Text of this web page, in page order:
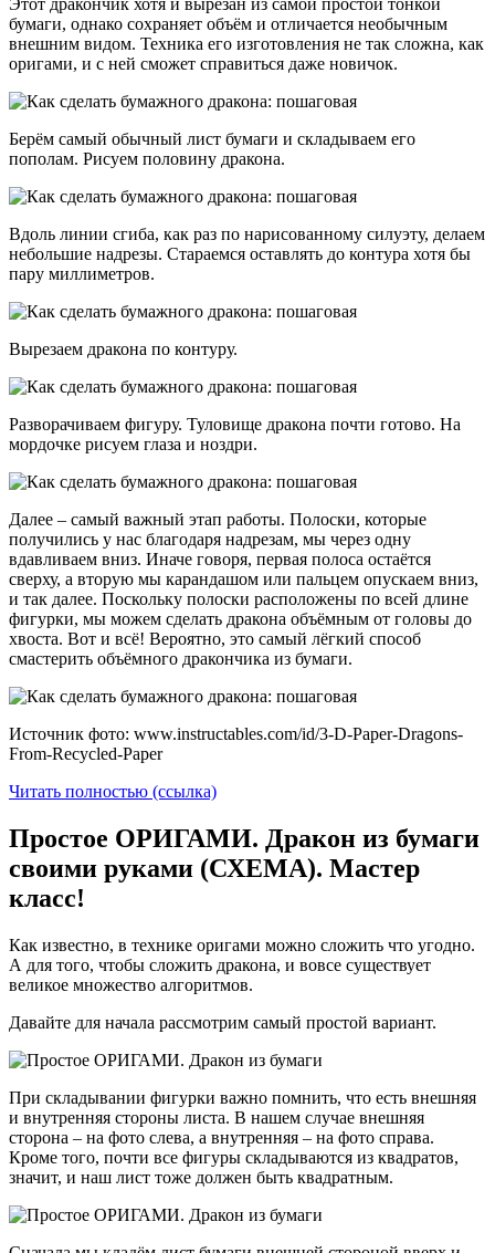
Этот дракончик хотя и вырезан из самой простой тонкой
бумаги, однако сохраняет объём и отличается необычным
внешним видом. Техника его изготовления не так сложна, как
оригами, и с ней сможет справиться даже новичок.
Берём самый обычный лист бумаги и складываем его
пополам. Рисуем половину дракона.
Вдоль линии сгиба, как раз по нарисованному силуэту, делаем
небольшие надрезы. Стараемся оставлять до контура хотя бы
пару миллиметров.
Вырезаем дракона по контуру.
Разворачиваем фигуру. Туловище дракона почти готово. На
мордочке рисуем глаза и ноздри.
Далее – самый важный этап работы. Полоски, которые
получились у нас благодаря надрезам, мы через одну
вдавливаем вниз. Иначе говоря, первая полоса остаётся
сверху, а вторую мы карандашом или пальцем опускаем вниз,
и так далее. Поскольку полоски расположены по всей длине
фигурки, мы можем сделать дракона объёмным от головы до
хвоста. Вот и всё! Вероятно, это самый лёгкий способ
смастерить объёмного дракончика из бумаги.
Источник фото: www.instructables.com/id/3-D-Paper-Dragons-
From-Recycled-Paper
Читать полностью (ссылка)
Простое ОРИГАМИ. Дракон из бумаги
своими руками (СХЕМА). Мастер
класс!
Как известно, в технике оригами можно сложить что угодно.
А для того, чтобы сложить дракона, и вовсе существует
великое множество алгоритмов.
Давайте для начала рассмотрим самый простой вариант.
При складывании фигурки важно помнить, что есть внешняя
и внутренняя стороны листа. В нашем случае внешняя
сторона – на фото слева, а внутренняя – на фото справа.
Кроме того, почти все фигуры складываются из квадратов,
значит, и наш лист тоже должен быть квадратным.